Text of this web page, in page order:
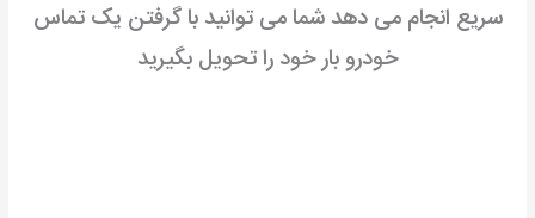
سریع انجام می دهدشما می توانید با گرفتن یک تماس
خودرو بار خود را تحویل بگیرید